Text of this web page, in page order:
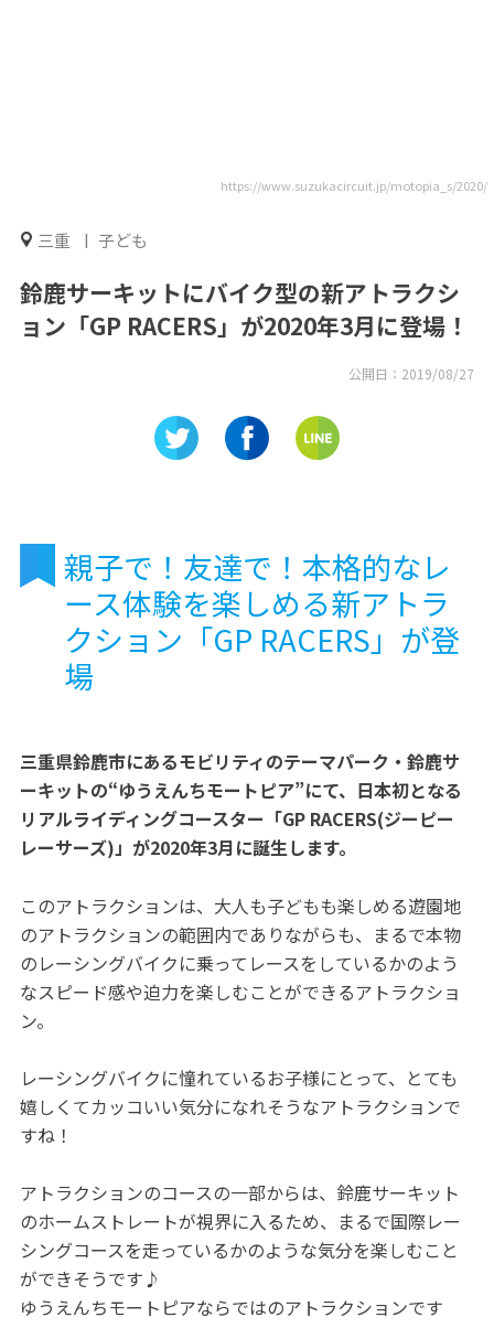
https://www.suzukacircuit.jp/motopia_s/2020/
三重 子ども
鈴鹿サーキットにバイク型の新アトラクシ
ョン「GP RACERS」が2020年3月に登場！
公開日： 2019/08/27
親子で！友達で！本格的なレ
ース体験を楽しめる新アトラ
クション「GP RACERS」が登
場
三重県鈴鹿市にあるモビリティのテーマパーク・鈴鹿サ
ーキットの“ゆうえんちモートピア”にて、日本初となる
リアルライディングコースター「GP RACERS(ジーピー
レーサーズ)」が2020年3月に誕生します。
このアトラクションは、大人も子どもも楽しめる遊園地
のアトラクションの範囲内でありながらも、まるで本物
のレーシングバイクに乗ってレースをしているかのよう
なスピード感や迫力を楽しむことができるアトラクショ
ン。
レーシングバイクに憧れているお子様にとって、とても
嬉しくてカッコいい気分になれそうなアトラクションで
すね！
アトラクションのコースの一部からは、鈴鹿サーキット
のホームストレートが視界に入るため、まるで国際レー
シングコースを走っているかのような気分を楽しむこと
ができそうです♪
ゆうえんちモートピアならではのアトラクションです